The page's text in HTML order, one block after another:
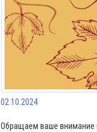
02.10.2024
Обращаем ваше внимание